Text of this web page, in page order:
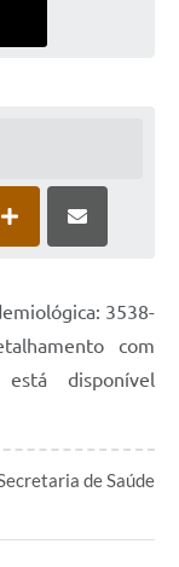
3538-
com
disponível
de Saúde